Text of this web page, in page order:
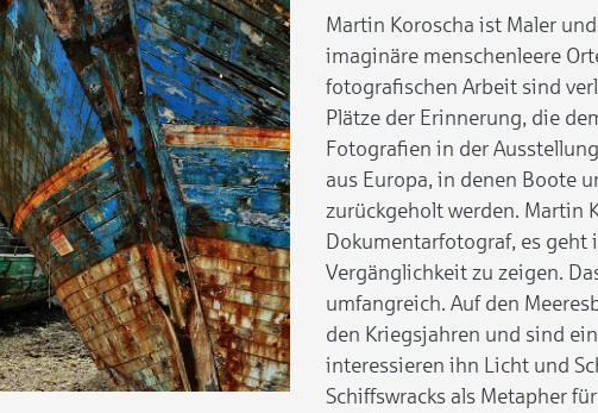
Martin Koroscha ist Maler
imaginäre menschenleere
fotografischen Arbeit sind
Plätze der Erinnerung, die
Fotografien in der
aus Europa, in denen Boote
zurückgeholt werden. Martin
Dokumentarfotograf, es geht
Vergänglichkeit zu zeigen.
umfangreich. Auf den
den Kriegsjahren und sind
interessieren ihn Licht und
Schiffswracks als Metapher